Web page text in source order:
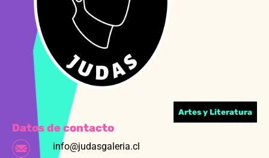
Artes y Literatura
Datos de contacto
info@judasgaleria.cl